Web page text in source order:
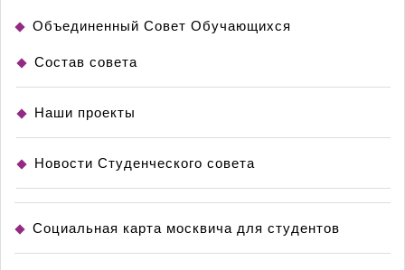
Объединенный Совет Обучающихся
Состав совета
Наши проекты
Новости Студенческого совета
Социальная карта москвича для студентов